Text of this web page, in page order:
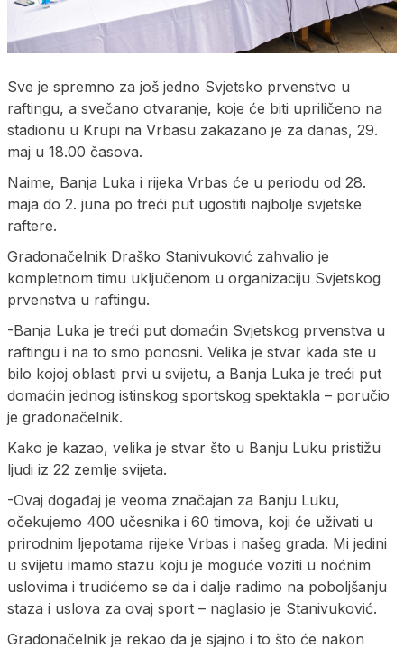
Sve je spremno za još jedno Svjetsko prvenstvo u
raftingu, a svečano otvaranje, koje će biti upriličeno na
stadionu u Krupi na Vrbasu zakazano je za danas, 29.
maj u 18.00 časova.
Naime, Banja Luka i rijeka Vrbas će u periodu od 28.
maja do 2. juna po treći put ugostiti najbolje svjetske
raftere.
Gradonačelnik Draško Stanivuković zahvalio je
kompletnom timu uključenom u organizaciju Svjetskog
prvenstva u raftingu.
-Banja Luka je treći put domaćin Svjetskog prvenstva u
raftingu i na to smo ponosni. Velika je stvar kada ste u
bilo kojoj oblasti prvi u svijetu, a Banja Luka je treći put
domaćin jednog istinskog sportskog spektakla – poručio
je gradonačelnik.
Kako je kazao, velika je stvar što u Banju Luku pristižu
ljudi iz 22 zemlje svijeta.
-Ovaj događaj je veoma značajan za Banju Luku,
očekujemo 400 učesnika i 60 timova, koji će uživati u
prirodnim ljepotama rijeke Vrbas i našeg grada. Mi jedini
u svijetu imamo stazu koju je moguće voziti u noćnim
uslovima i trudićemo se da i dalje radimo na poboljšanju
staza i uslova za ovaj sport – naglasio je Stanivuković.
Gradonačelnik je rekao da je sjajno i to što će nakon